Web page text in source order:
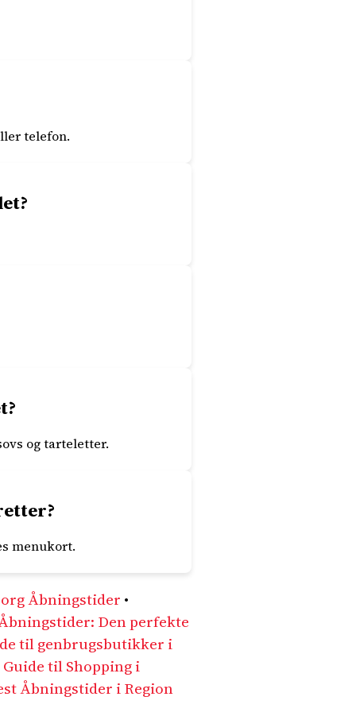
telefon.
og tarteletter.
menukort.
Åbningstider •
Den perfekte
til genbrugsbutikker i
til Shopping i
Åbningstider i Region